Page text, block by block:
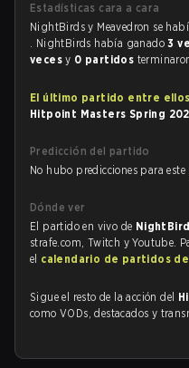
Estadísticas cara a cara
NightBirds y Meavedron se
. NightBirds había ganado3
vecesy 0 partidos
El último partido entre ellos
Hitpoint Masters Spring
Predicción del partido
No hubo predicciones para
Dónde ver
El partido en vivo de
strafe.com, Twitch y Youtube.
el calendario de partidos de
Sigue el resto de la acción del
como VODs, destacados y